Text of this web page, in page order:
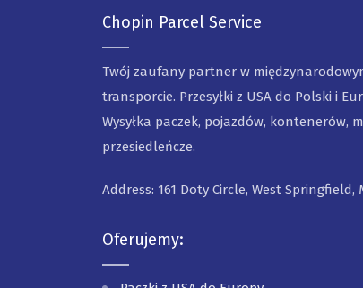
Chopin Parcel Service
Twój zaufany partner w
transporcie. Przesyłki z USA do Polski i
Wysyłka paczek, pojazdów, kontenerów,
przesiedleńcze.
Address: 161 Doty Circle, West Springfield,
Oferujemy: